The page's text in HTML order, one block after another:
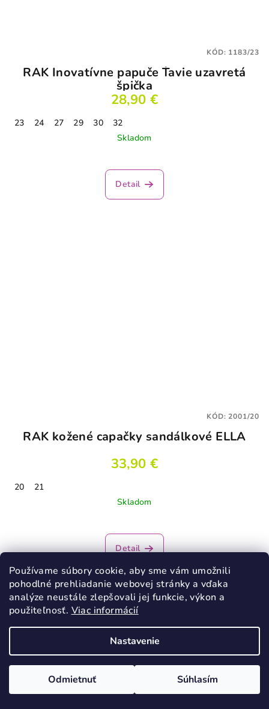
Používame súbory cookie, aby sme vám umožnili
pohodlné prehliadanie webovej stránky a vďaka
analýze neustále zlepšovali jej funkcie, výkon a
použiteľnosť. Viac informácií
Nastavenie
Odmietnuť Súhlasím
RAK Inovatívne papuče Ťavie uzavretá
špička
28,90 €
23 24 27 29 30
32
Skladom
Detail
KÓD: 1183/23
RAK kožené capačky sandálkové ELLA
33,90 €
20
21
Skladom
Detail
KÓD:2001/20
VÝPREDAJ